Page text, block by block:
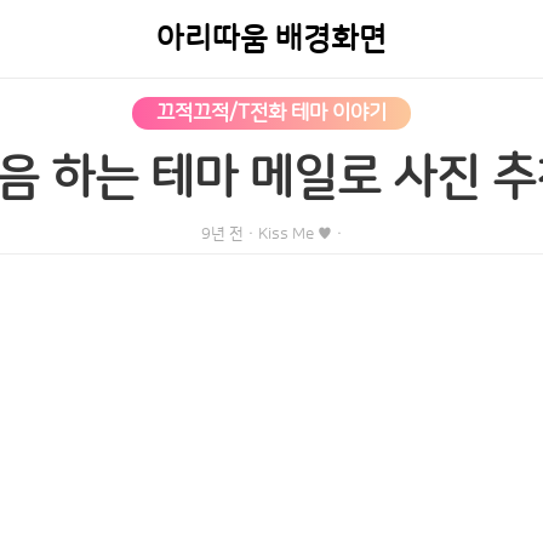
아리따움 배경화면
끄적끄적/T전화 테마 이야기
하는 테마 메일로 사진
9년 전 · Kiss Me ♥ ·